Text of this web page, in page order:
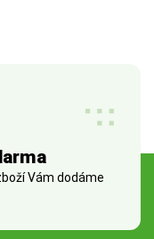
Vám dodáme